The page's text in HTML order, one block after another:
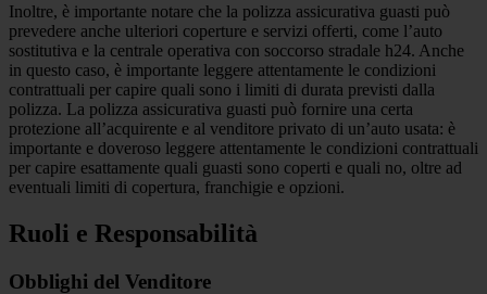
Inoltre, è importante notare che la polizza assicurativa guasti può
prevedere anche ulteriori coperture e servizi offerti, come l’auto
sostitutiva e la centrale operativa con soccorso stradale h24. Anche
in questo caso, è importante leggere attentamente le condizioni
contrattuali per capire quali sono i limiti di durata previsti dalla
polizza. La polizza assicurativa guasti può fornire una certa
protezione all’acquirente e al venditore privato di un’auto usata: è
importante e doveroso leggere attentamente le condizioni contrattuali
per capire esattamente quali guasti sono coperti e quali no, oltre ad
eventuali limiti di copertura, franchigie e opzioni.
Ruoli e Responsabilità
Obblighi del Venditore